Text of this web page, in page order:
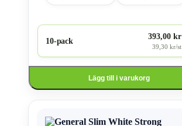
10-pack
393,00 kr
39,30 kr/st
Lägg till i varukorg